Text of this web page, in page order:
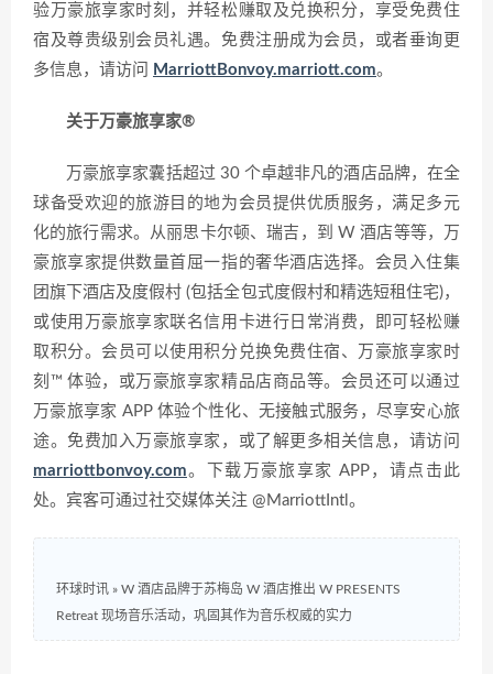
验万豪旅享家时刻，并轻松赚取及兑换积分，享受免费住
宿及尊贵级别会员礼遇。免费注册成为会员，或者垂询更
多信息，请访问
MarriottBonvoy.marriott.com。
关于万豪旅享家®
万豪旅享家囊括超过 30 个卓越非凡的酒店品牌，在全
球备受欢迎的旅游目的地为会员提供优质服务，满足多元
化的旅行需求。从丽思卡尔顿、瑞吉，到 W 酒店等等，万
豪旅享家提供数量首屈一指的奢华酒店选择。会员入住集
团旗下酒店及度假村 (包括全包式度假村和精选短租住宅)，
或使用万豪旅享家联名信用卡进行日常消费，即可轻松赚
取积分。会员可以使用积分兑换免费住宿、万豪旅享家时
刻™ 体验，或万豪旅享家精品店商品等。会员还可以通过
万豪旅享家 APP 体验个性化、无接触式服务，尽享安心旅
途。免费加入万豪旅享家，或了解更多相关信息，请访问
marriottbonvoy.com。下载万豪旅享家 APP，请点击此
处。宾客可通过社交媒体关注 @MarriottIntl。
环球时讯 » W 酒店品牌于苏梅岛 W 酒店推出 W PRESENTS
Retreat 现场音乐活动，巩固其作为音乐权威的实力